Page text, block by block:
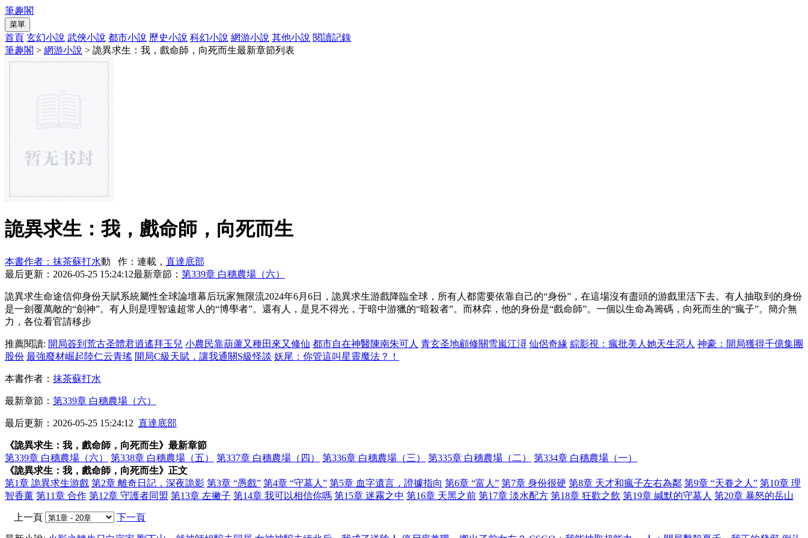
筆趣閣
菜單
首頁 玄幻小說 武俠小說 都市小說 歷史小說 科幻小說 網游小說 其他小說 閱讀記錄
筆趣閣 > 網游小說 > 詭異求生：我，戲命師，向死而生最新章節列表
詭異求生：我，戲命師，向死而生
本書作者：抹茶蘇打水動 作：連載， 直達底部
最后更新：2026-05-25 15:24:12最新章節： 第339章 白穗農場（六）
詭異求生命途信仰身份天賦系統屬性全球論壇幕后玩家無限流2024年6月6日，詭異求生游戲降臨全球，所有人都需要依靠自己的“身份”，在這場沒有盡頭的游戲里活下去。有人抽取到的身份
是一劍覆萬敵的“劍神”。有人則是理智遠超常人的“博學者”。還有人，是見不得光，于暗中游獵的“暗殺者”。而林弈，他的身份是“戲命師”。一個以生命為籌碼，向死而生的“瘋子”。簡介無
力，各位看官請移步
推薦閱讀: 開局簽到荒古圣體君逍遙拜玉兒 小農民靠葫蘆又種田來又修仙 都市自在神醫陳南朱可人 青玄圣地顧修關雪嵐江潯 仙侶奇緣 綜影視：瘋批美人她天生惡人 神豪：開局獲得千億集團
股份 最強廢材崛起陸仁云青瑤 開局C級天賦，讓我通關S級怪談 妖尾：你管這叫星靈魔法？！
本書作者： 抹茶蘇打水
最新章節： 第339章 白穗農場（六）
最后更新：2026-05-25 15:24:12 直達底部
《詭異求生：我，戲命師，向死而生》最新章節
第339章 白穗農場（六）
第338章 白穗農場（五） 第337章 白穗農場（四） 第336章 白穗農場（三） 第335章 白穗農場（二）
第334章 白穗農場（一）
《詭異求生：我，戲命師，向死而生》正文
第1章 詭異求生游戲 第2章 離奇日記，深夜詭影 第3章 “愚戲” 第4章 “守墓人” 第5章 血字遺言，證據指向 第6章 “富人” 第7章 身份很硬 第8章 天才和瘋子左右為鄰 第9章 “天眷之人” 第10章 理
智香薰 第11章 合作 第12章 守護者同盟 第13章 左撇子 第14章 我可以相信你嗎 第15章 迷霧之中 第16章 天黑之前 第17章 淡水配方 第18章 狂歡之飲 第19章 緘默的守墓人 第20章 暴怒的岳山
上一頁 下一頁